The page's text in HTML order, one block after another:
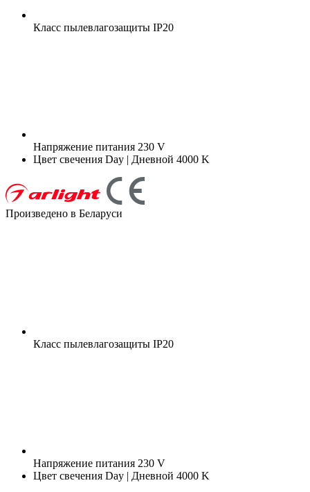
Класс пылевлагозащиты IP20
Напряжение питания 230 V
Цвет свечения Day | Дневной 4000 K
Произведено в Беларуси
Класс пылевлагозащиты IP20
Напряжение питания 230 V
Цвет свечения Day | Дневной 4000 K